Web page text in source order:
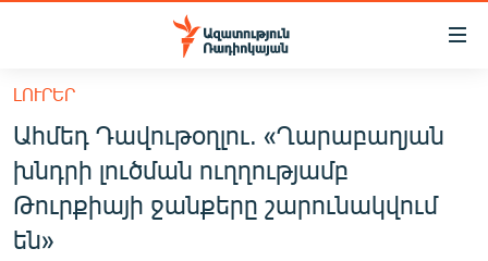
Մատչելիության
հիմնական
բովանդակությանը
Անցնել
հիմնական
մենյուին
Որոնում
ՀԱՅԱՍՏԱՆ
ՔԱՂԱՔԱԿԱՆ
ԸՆՏՐՈՒԹՅՈՒՆՆԵՐ 2026
ԼՈՒՐԵՐ
Ահմեդ Դավութօղլու. «Ղարաբաղյան
խնդրի լուծման ուղղությամբ
Թուրքիայի ջանքերը շարունակվում
են»